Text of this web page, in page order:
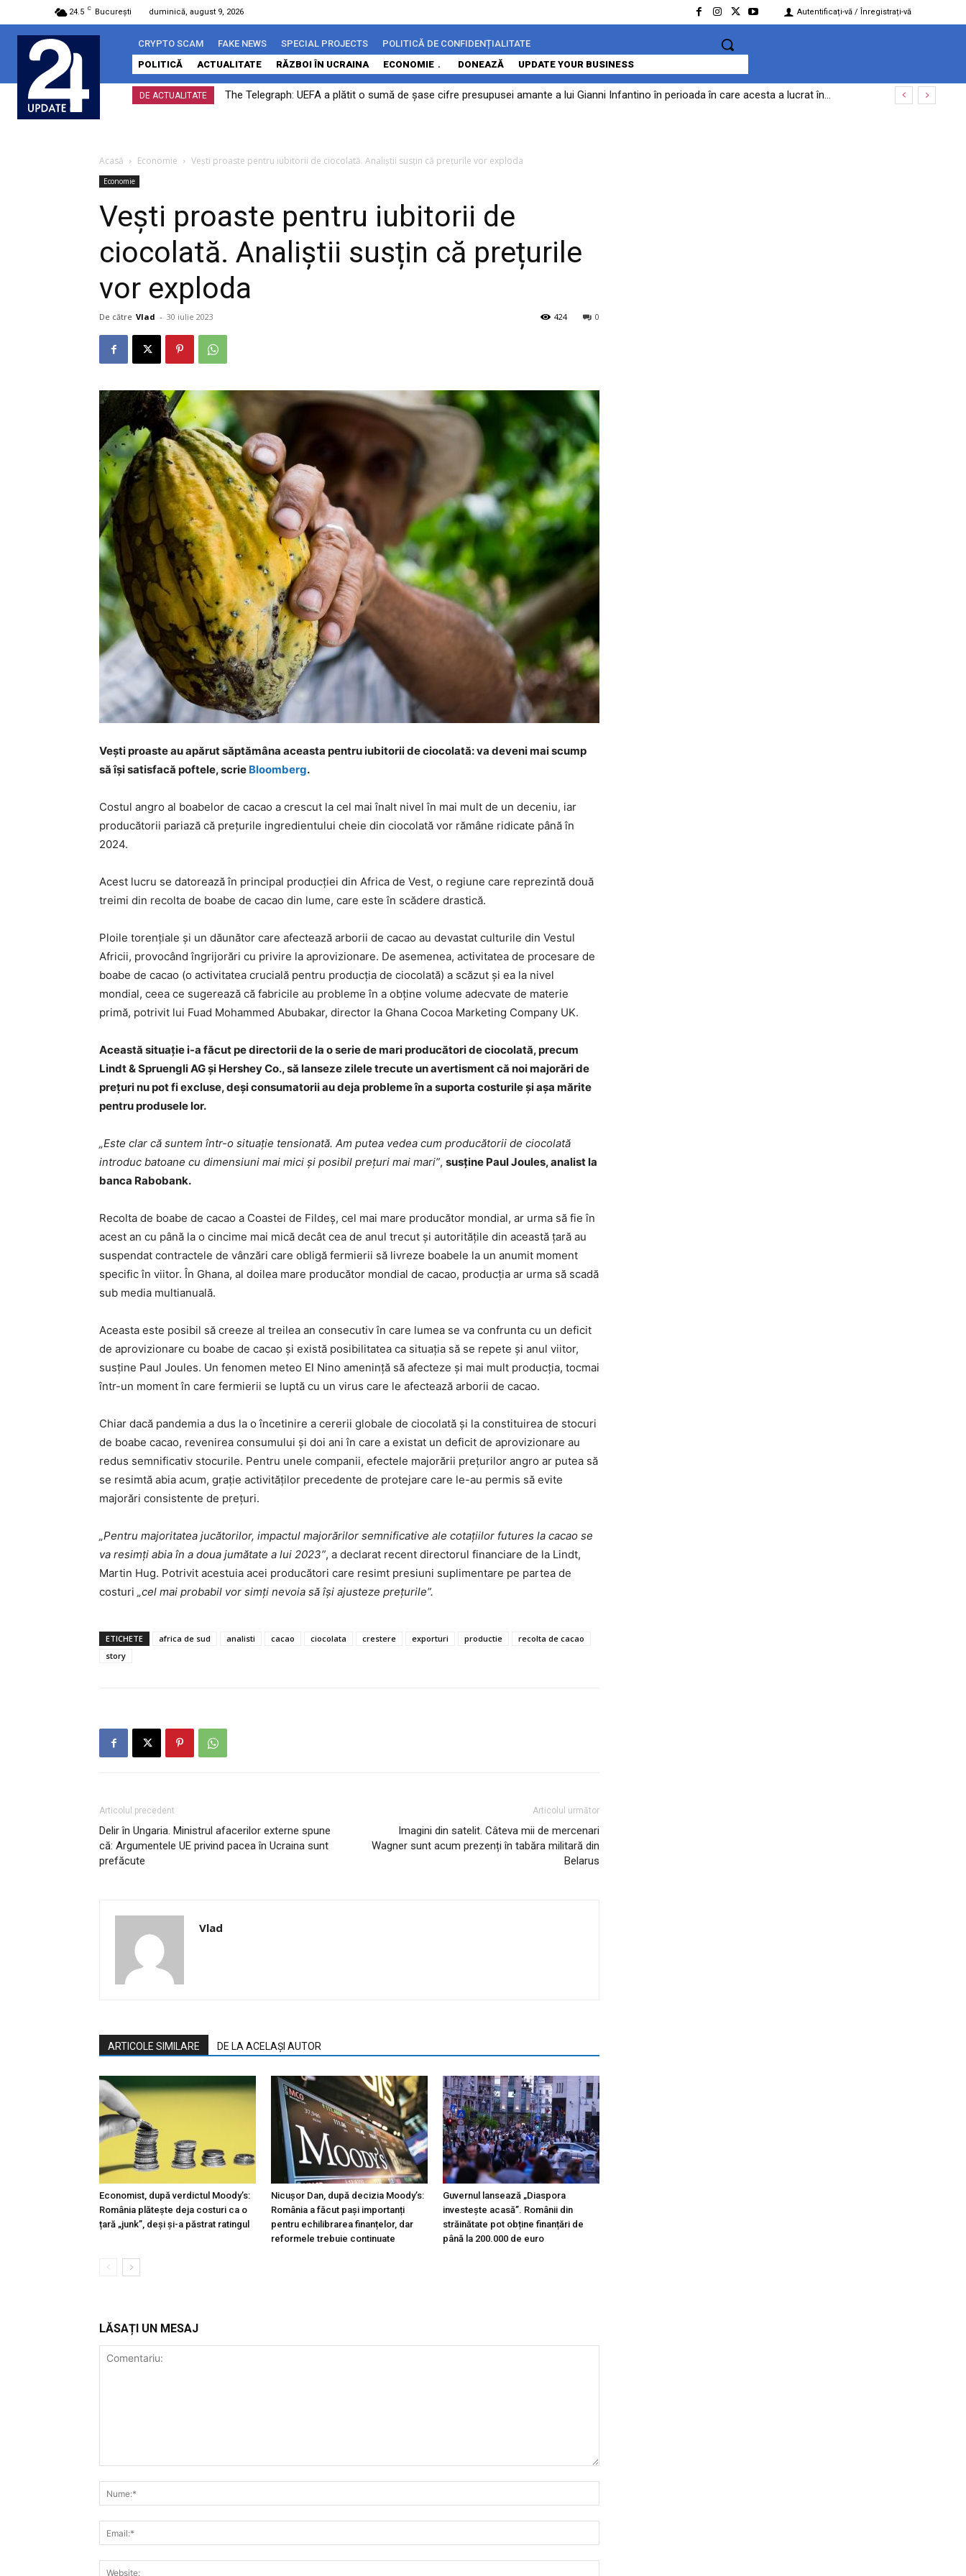
24.5 C București duminică, august 9, 2026 Autentificați-vă / Înregistrați-vă
CRYPTO SCAM FAKE NEWS SPECIAL PROJECTS
POLITICĂ DE CONFIDENȚIALITATE
POLITICĂ
ACTUALITATE RĂZBOI ÎN UCRAINA ECONOMIE DONEAZĂ UPDATE YOUR BUSINESS
DE ACTUALITATE The Telegraph: UEFA a plătit o sumă de șase cifre presupusei amante a lui Gianni Infantino în perioada în care acesta a lucrat în...
Acasă Economie Vești proaste pentru iubitorii de ciocolată. Analiștii susțin că prețurile vor exploda
Economie
Vești proaste pentru iubitorii de
ciocolată. Analiștii susțin că prețurile
vor exploda
De către Vlad - 30 iulie 2023 0
424
Vești proaste au apărut săptămâna aceasta pentru iubitorii de ciocolată: va deveni mai scump
să își satisfacă poftele, scrie Bloomberg.
Costul angro al boabelor de cacao a crescut la cel mai înalt nivel în mai mult de un deceniu, iar
producătorii pariază că prețurile ingredientului cheie din ciocolată vor rămâne ridicate până în
2024.
Acest lucru se datorează în principal producției din Africa de Vest, o regiune care reprezintă două
treimi din recolta de boabe de cacao din lume, care este în scădere drastică.
Ploile torenţiale şi un dăunător care afectează arborii de cacao au devastat culturile din Vestul
Africii, provocând îngrijorări cu privire la aprovizionare. De asemenea, activitatea de procesare de
boabe de cacao (o activitatea crucială pentru producţia de ciocolată) a scăzut şi ea la nivel
mondial, ceea ce sugerează că fabricile au probleme în a obţine volume adecvate de materie
primă, potrivit lui Fuad Mohammed Abubakar, director la Ghana Cocoa Marketing Company UK.
Această situaţie i-a făcut pe directorii de la o serie de mari producători de ciocolată, precum
Lindt & Spruengli AG şi Hershey Co., să lanseze zilele trecute un avertisment că noi majorări de
preţuri nu pot fi excluse, deşi consumatorii au deja probleme în a suporta costurile şi aşa mărite
pentru produsele lor.
„Este clar că suntem într-o situaţie tensionată. Am putea vedea cum producătorii de ciocolată
introduc batoane cu dimensiuni mai mici şi posibil preţuri mai mari”, susţine Paul Joules, analist la
banca Rabobank.
Recolta de boabe de cacao a Coastei de Fildeş, cel mai mare producător mondial, ar urma să fie în
acest an cu până la o cincime mai mică decât cea de anul trecut şi autorităţile din această ţară au
suspendat contractele de vânzări care obligă fermierii să livreze boabele la un anumit moment
specific în viitor. În Ghana, al doilea mare producător mondial de cacao, producţia ar urma să scadă
sub media multianuală.
Aceasta este posibil să creeze al treilea an consecutiv în care lumea se va confrunta cu un deficit
de aprovizionare cu boabe de cacao şi există posibilitatea ca situaţia să se repete şi anul viitor,
susţine Paul Joules. Un fenomen meteo El Nino ameninţă să afecteze şi mai mult producţia, tocmai
într-un moment în care fermierii se luptă cu un virus care le afectează arborii de cacao.
Chiar dacă pandemia a dus la o încetinire a cererii globale de ciocolată şi la constituirea de stocuri
de boabe cacao, revenirea consumului şi doi ani în care a existat un deficit de aprovizionare au
redus semnificativ stocurile. Pentru unele companii, efectele majorării preţurilor angro ar putea să
se resimtă abia acum, graţie activităţilor precedente de protejare care le-au permis să evite
majorări consistente de preţuri.
„Pentru majoritatea jucătorilor, impactul majorărilor semnificative ale cotaţiilor futures la cacao se
va resimţi abia în a doua jumătate a lui 2023”, a declarat recent directorul financiare de la Lindt,
Martin Hug. Potrivit acestuia acei producători care resimt presiuni suplimentare pe partea de
costuri „cel mai probabil vor simţi nevoia să îşi ajusteze preţurile”.
ETICHETE africa de sud analisti cacao ciocolata crestere exporturi productie
recolta de cacao
story
Articolul precedent
Delir în Ungaria. Ministrul afacerilor externe spune
că: Argumentele UE privind pacea în Ucraina sunt
prefăcute
Articolul următor
Imagini din satelit. Câteva mii de mercenari
Wagner sunt acum prezenți în tabăra militară din
Belarus
Vlad
ARTICOLE SIMILARE DE LA ACELAȘI AUTOR
Economist, după verdictul Moody’s:
România plătește deja costuri ca o
țară „junk”, deși și-a păstrat ratingul
Nicușor Dan, după decizia Moody’s:
România a făcut pași importanți
pentru echilibrarea finanțelor, dar
reformele trebuie continuate
Guvernul lansează „Diaspora
investește acasă”. Românii din
străinătate pot obține finanțări de
până la 200.000 de euro
LĂSAȚI UN MESAJ